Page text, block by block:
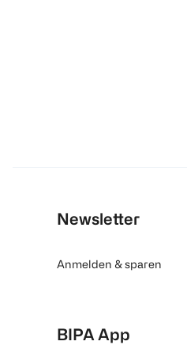
Newsletter
Anmelden & sparen
BIPA App